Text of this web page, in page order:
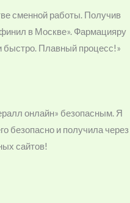
сменной работы. Получив
в Москве». Фармацияру
быстро. Плавный процесс!»
онлайн» безопасным. Я
безопасно и получила через
сайтов!